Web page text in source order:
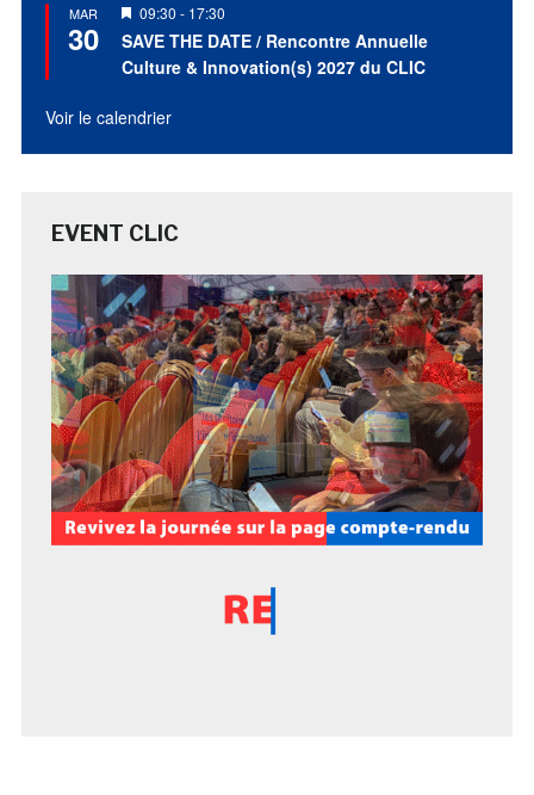
MAR
30
Mis
en
avant
09:30 - 17:30
SAVE THE DATE / Rencontre Annuelle
Culture & Innovation(s) 2027 du CLIC
Voir le calendrier
EVENT CLIC